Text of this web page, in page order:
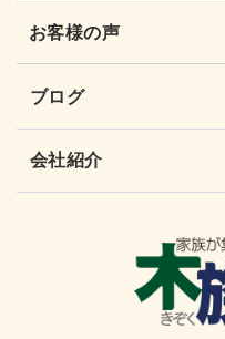
お客様の声
ブログ
会社紹介